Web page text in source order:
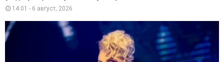
14:01 - 6 август, 2026